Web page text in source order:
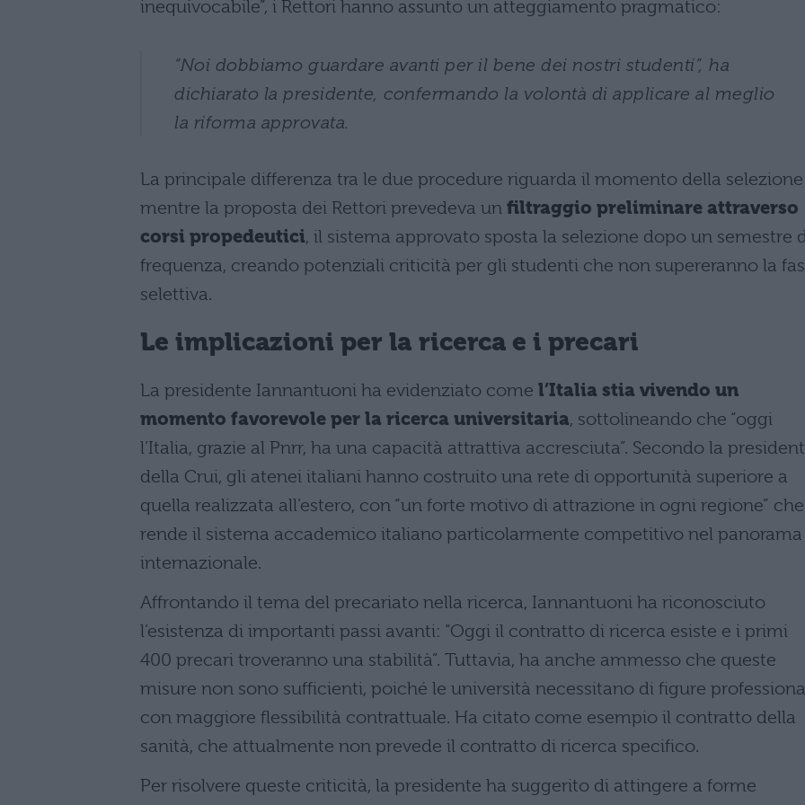
inequivocabile”, i Rettori hanno assunto un atteggiamento pragmatico:
“Noi dobbiamo guardare avanti per il bene dei nostri studenti”, ha
dichiarato la presidente, confermando la volontà di applicare al meglio
la riforma approvata.
La principale differenza tra le due procedure riguarda il momento della
mentre la proposta dei Rettori prevedeva un filtraggio preliminare attraverso
corsi propedeutici, il sistema approvato sposta la selezione dopo un semestre
frequenza, creando potenziali criticità per gli studenti che non supereranno la
selettiva.
Le implicazioni per la ricerca e i precari
La presidente Iannantuoni ha evidenziato come l’Italia stia vivendo un
momento favorevole per la ricerca universitaria, sottolineando che “oggi
l’Italia, grazie al Pnrr, ha una capacità attrattiva accresciuta”. Secondo la
della Crui, gli atenei italiani hanno costruito una rete di opportunità superiore a
quella realizzata all’estero, con “un forte motivo di attrazione in ogni regione” che
rende il sistema accademico italiano particolarmente competitivo nel panorama
internazionale.
Affrontando il tema del precariato nella ricerca, Iannantuoni ha riconosciuto
l’esistenza di importanti passi avanti: “Oggi il contratto di ricerca esiste e i primi
400 precari troveranno una stabilità”. Tuttavia, ha anche ammesso che queste
misure non sono sufficienti, poiché le università necessitano di figure
con maggiore flessibilità contrattuale. Ha citato come esempio il contratto della
sanità, che attualmente non prevede il contratto di ricerca specifico.
Per risolvere queste criticità, la presidente ha suggerito di attingere a forme